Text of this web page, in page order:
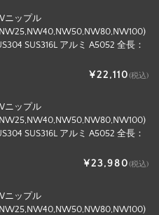
ニップル
SUS316L アルミ A5052 全長：
¥22,110(税込)
ニップル
SUS316L アルミ A5052 全長：
¥23,980(税込)
ニップル